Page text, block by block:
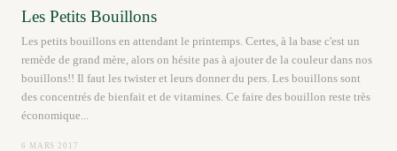
Les Petits Bouillons
Les petits bouillons en attendant le printemps. Certes, à la base c'est un
remède de grand mère, alors on hésite pas à ajouter de la couleur dans nos
bouillons!! Il faut les twister et leurs donner du pers. Les bouillons sont
des concentrés de bienfait et de vitamines. Ce faire des bouillon reste très
économique...
6 MARS 2017